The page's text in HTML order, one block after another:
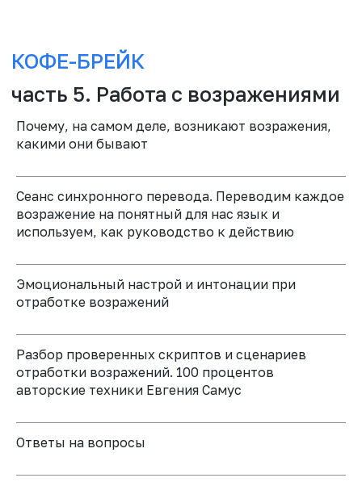
Почему, на самом деле, возникают возражения,
какими они бывают
Сеанс синхронного перевода. Переводим каждое
возражение на понятный для нас язык и
используем, как руководство к действию
Эмоциональный настрой и интонации при
отработке возражений
Разбор проверенных скриптов и сценариев
отработки возражений. 100 процентов
авторские техники Евгения Самус
Ответы на вопросы
ДАТА И
СТОИМОСТЬ
12-13 ноября 2026
Место проведения: г. Москва
Стоимость:
ВСЕГДА
РЕЗУЛЬТАТ
39 000 рублей
СПЕЦИАЛЬНЫЕ УСЛОВИЯ:
2 ДНЯ - 1 ЧЕЛОВЕК - 10%
*Для закрепления места и стоимости возможно
регистрации.